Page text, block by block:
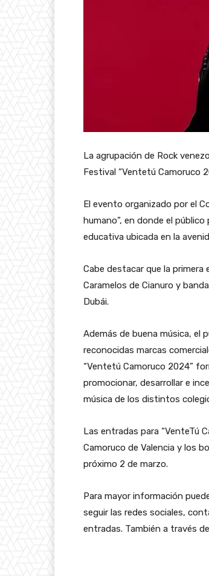
La agrupación de Rock
Festival “Ventetú Camoruco
El evento organizado por el
humano”, en donde el
educativa ubicada en la
Cabe destacar que la
Caramelos de Cianuro y
Dubái.
Además de buena música, el
reconocidas marcas
“Ventetú Camoruco 2024”
promocionar, desarrollar e
música de los distintos
Las entradas para “VenteTú
Camoruco de Valencia y los
próximo 2 de marzo.
Para mayor información
seguir las redes sociales,
entradas. También a través